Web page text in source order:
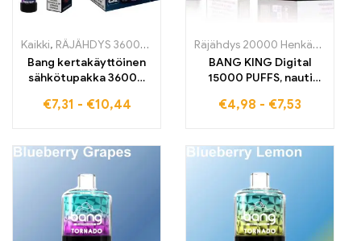
Kaikki, RÄJÄHDYS 36000 HENKÄYSTÄ ,kertakäyttöiset E-savut
Bang kertakäyttöinen
sähkötupakka 36000
makeimpia sekamix-
saavuttamiseksi mesh-
€7,31 - €10,44
Räjähdys 20000 Henkäystä
BANG KING Digital
15000 PUFFS, nauti
kokemuksesta
€4,98 - €7,53